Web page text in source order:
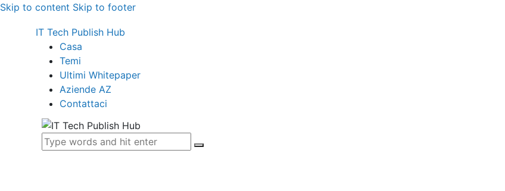
Skip to content Skip to footer
IT Tech Publish Hub
Casa
Temi
Ultimi Whitepaper
Aziende AZ
Contattaci